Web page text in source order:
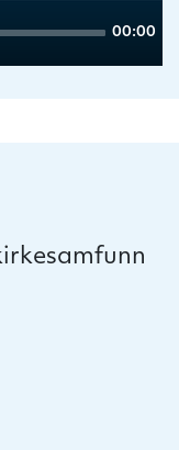
Total
00:00